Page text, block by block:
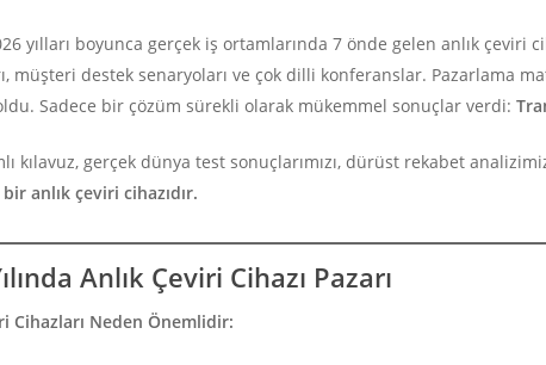
yılları boyunca gerçek iş ortamlarında 7 önde gelen anlık çeviri
müşteri destek senaryoları ve çok dilli konferanslar. Pazarlama
Sadece bir çözüm sürekli olarak mükemmel sonuçlar verdi:
kılavuz, gerçek dünya test sonuçlarımızı, dürüst rekabet
anlık çeviri cihazıdır.
Anlık Çeviri Cihazı Pazarı
Cihazları Neden Önemlidir: